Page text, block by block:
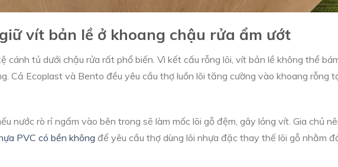
vít bản lề ở khoang chậu rửa ẩm ướt
cánh tủ dưới chậu rửa rất phổ biến. Vì kết cấu rỗng lõi, vít bản lề không thể
Cả Ecoplast và Bento đều yêu cầu thợ luồn lõi tăng cường vào khoang rỗng
nước rò rỉ ngấm vào bên trong sẽ làm mốc lõi gỗ đệm, gây lỏng vít. Gia chủ
PVC có bền không để yêu cầu thợ dùng lõi nhựa đặc thay thế lõi gỗ nhằm